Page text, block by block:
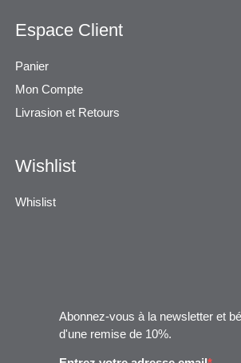
Espace Client
Panier
Mon Compte
Livrasion et Retours
Wishlist
Whislist